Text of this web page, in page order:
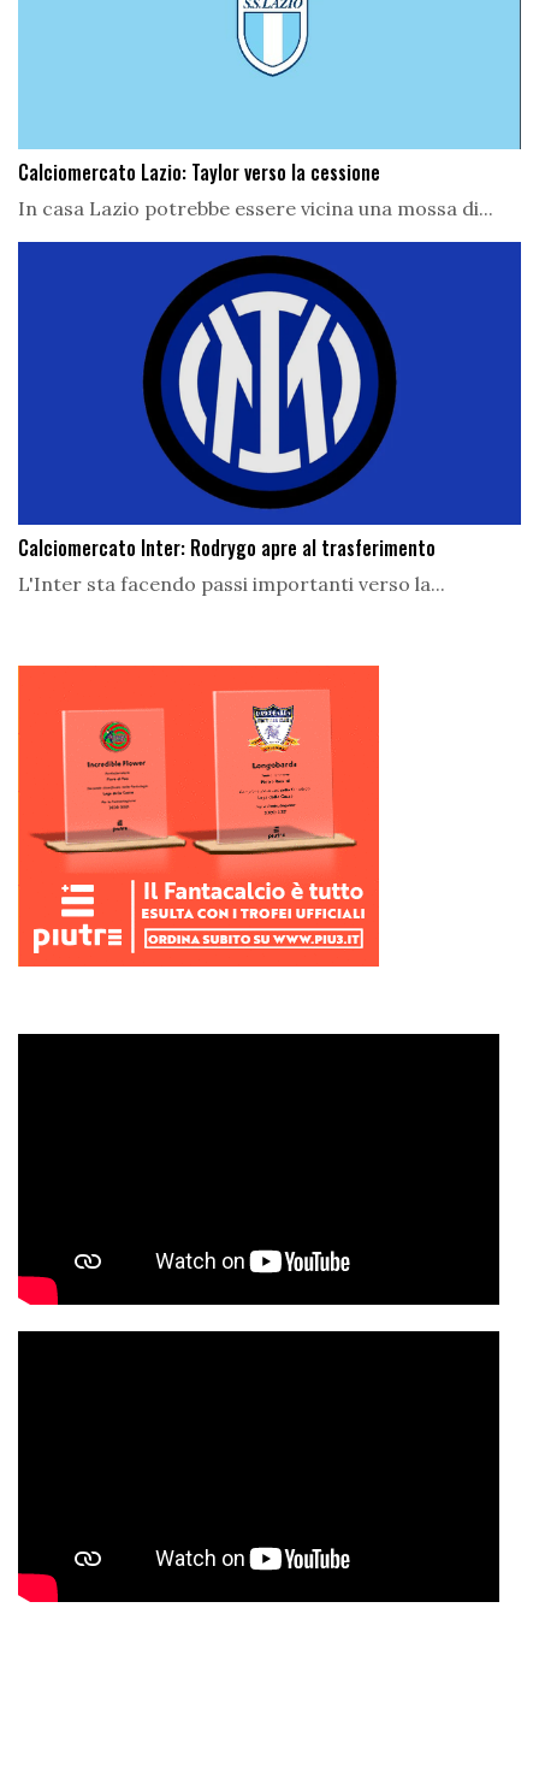
Calciomercato Lazio: Taylor verso la cessione
In casa Lazio potrebbe essere vicina una mossa di...
Calciomercato Inter: Rodrygo apre al trasferimento
L'Inter sta facendo passi importanti verso la...